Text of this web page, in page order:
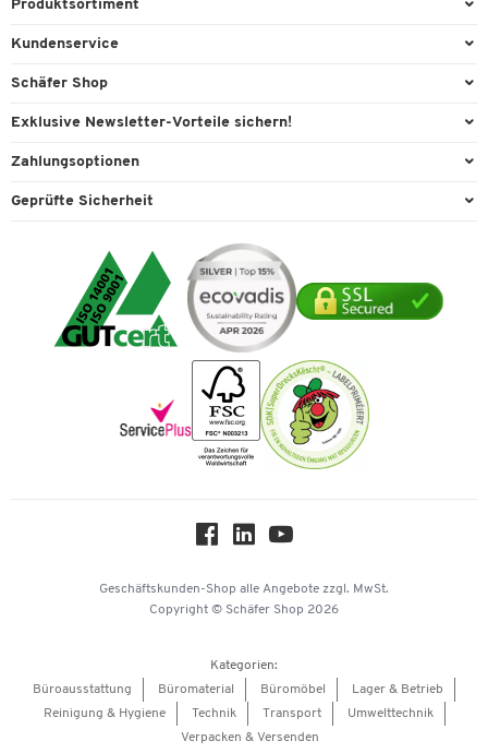
Produktsortiment
Büroausstattung
Reinigung & Hygiene
Technik
Umwelttechnik
Verpacken & Versenden
Kundenservice
Direktbestellung
Lieferinformationen
Rufnummernüberblick
Tinte / Toner
Vertrag widerrufen
Schäfer Shop
AGB
Cookie-Einstellungen
Geschichte
Impressum
Karriere
Exklusive Newsletter-Vorteile sichern!
Willkommensgeschenk
Expertenwissen
Zahlungsoptionen
Paypal
Mastercard
Vorkasse
Geprüfte Sicherheit
Geschäftskunden-Shop alle Angebote zzgl. MwSt.
Copyright © Schäfer Shop 2026
Kategorien:
Büroausstattung
Büromaterial Büromöbel
Lager & Betrieb
Reinigung & Hygiene
Technik Transport
Umwelttechnik
Verpacken & Versenden